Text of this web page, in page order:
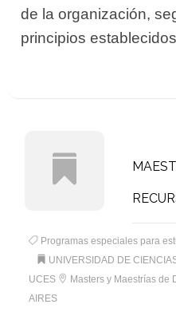
de la organización,
principios
Programas especiales para
UNIVERSIDAD DE
UCES
Masters y Maestrías de
AIRES